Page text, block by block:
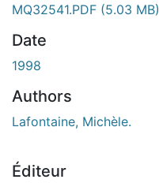
MQ32541.PDF (5.03 MB)
Date
1998
Authors
Lafontaine, Michèle.
Éditeur